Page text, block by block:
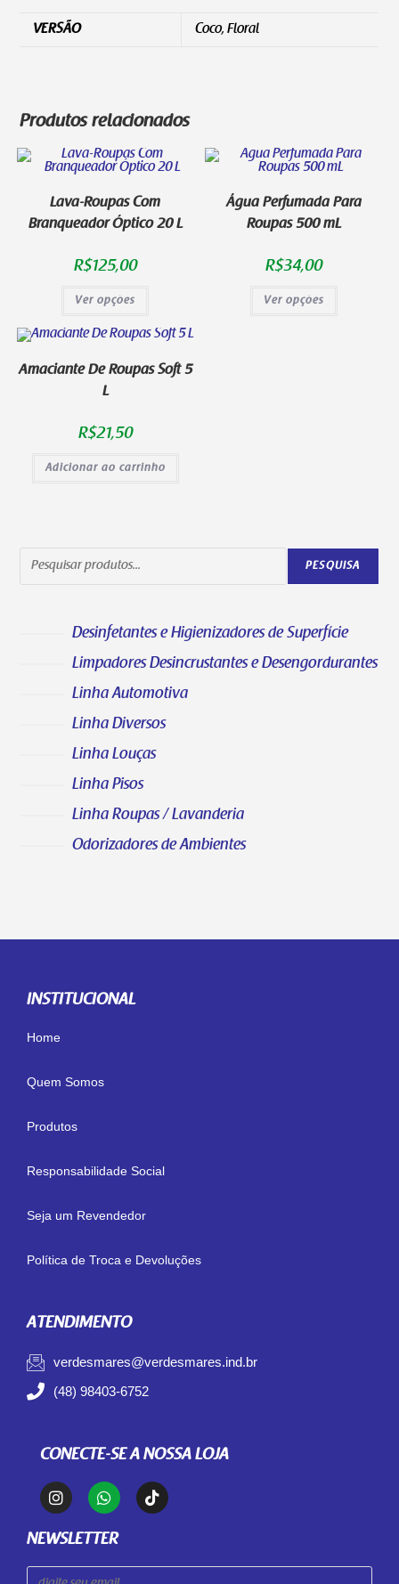
VERSÃO Coco, Floral
Produtos relacionados
Lava-Roupas Com
Branqueador Óptico 20 L
R$125,00
Ver opções
Água Perfumada Para
Roupas 500 mL
R$34,00
Ver opções
Amaciante De Roupas Soft 5
L
R$21,50
Adicionar ao carrinho
PESQUISA
Desinfetantes e Higienizadores de Superfície
Limpadores Desincrustantes e Desengordurantes
Linha Automotiva
Linha Diversos
Linha Louças
Linha Pisos
Linha Roupas / Lavanderia
Odorizadores de Ambientes
INSTITUCIONAL
Home
Quem Somos
Produtos
Responsabilidade Social
Seja um Revendedor
Política de Troca e Devoluções
ATENDIMENTO
verdesmares@verdesmares.ind.br
(48) 98403-6752
CONECTE-SE A NOSSA LOJA
NEWSLETTER